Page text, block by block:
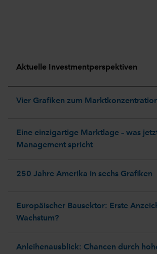
Aktuelle Investmentperspektiven
Vier Grafiken zum
Eine einzigartige Marktlage – was
Management spricht
250 Jahre Amerika in sechs Grafiken
Europäischer Bausektor: Erste
Wachstum?
Anleihenausblick: Chancen durch